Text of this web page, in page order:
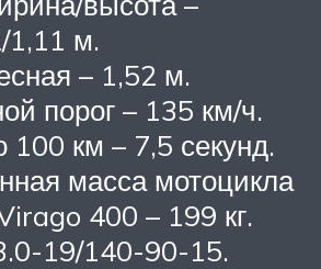
1,11 м.
– 1,52 м.
порог – 135 км/ч.
100 км – 7,5 секунд.
масса мотоцикла
400 – 199 кг.
19/140-90-15.